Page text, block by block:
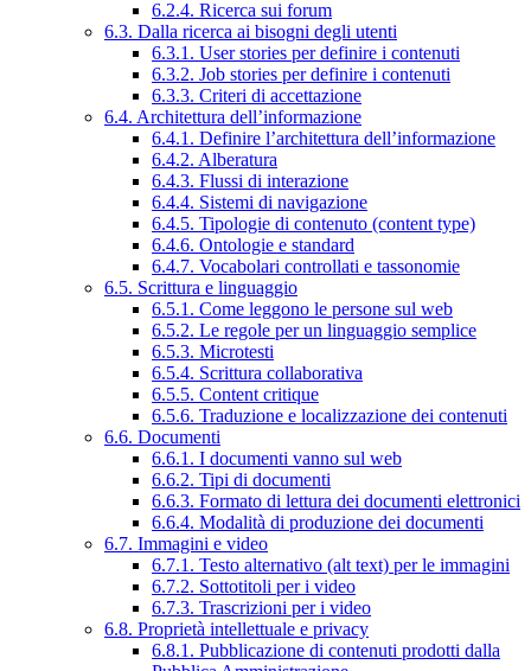
6.2.4. Ricerca sui forum
6.3. Dalla ricerca ai bisogni degli utenti
6.3.1. User stories per definire i contenuti
6.3.2. Job stories per definire i contenuti
6.3.3. Criteri di accettazione
6.4. Architettura dell’informazione
6.4.1. Definire l’architettura dell’informazione
6.4.2. Alberatura
6.4.3. Flussi di interazione
6.4.4. Sistemi di navigazione
6.4.5. Tipologie di contenuto (content type)
6.4.6. Ontologie e standard
6.4.7. Vocabolari controllati e tassonomie
6.5. Scrittura e linguaggio
6.5.1. Come leggono le persone sul web
6.5.2. Le regole per un linguaggio semplice
6.5.3. Microtesti
6.5.4. Scrittura collaborativa
6.5.5. Content critique
6.5.6. Traduzione e localizzazione dei contenuti
6.6. Documenti
6.6.1. I documenti vanno sul web
6.6.2. Tipi di documenti
6.6.3. Formato di lettura dei documenti elettronici
6.6.4. Modalità di produzione dei documenti
6.7. Immagini e video
6.7.1. Testo alternativo (alt text) per le immagini
6.7.2. Sottotitoli per i video
6.7.3. Trascrizioni per i video
6.8. Proprietà intellettuale e privacy
6.8.1. Pubblicazione di contenuti prodotti dalla